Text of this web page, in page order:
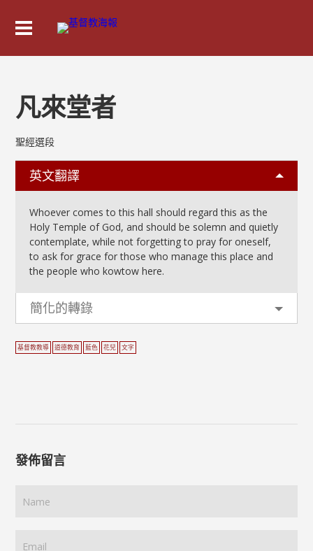
凡來堂者
聖經選段
英文翻譯
Whoever comes to this hall should regard this as the
Holy Temple of God, and should be solemn and quietly
contemplate, while not forgetting to pray for oneself,
to ask for grace for those who manage this place and
the people who kowtow here.
簡化的轉錄
基督教教導 道德教育 藍色 花兒 文字
發佈留言